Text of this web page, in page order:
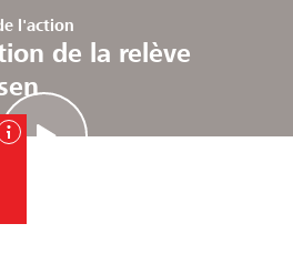
organisations
maintenant
l'action
de la relève